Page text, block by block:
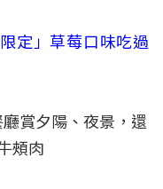
定」草莓口味吃過